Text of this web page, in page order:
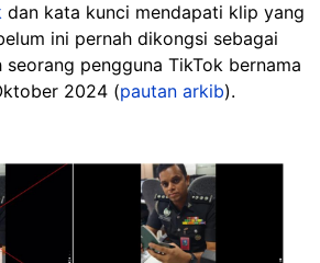
dan kata kunci mendapati klip yang
ini pernah dikongsi sebagai
seorang pengguna TikTok bernama
2024 (pautan arkib).